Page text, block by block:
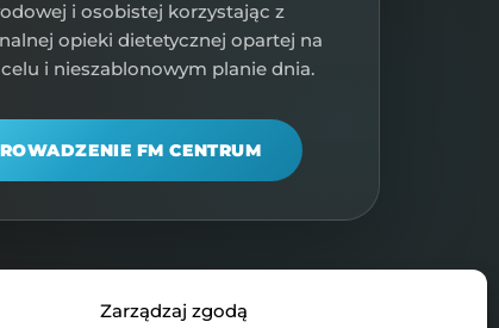
Zarządzaj zgodą
i osobistej korzystając z
opieki dietetycznej opartej na
i nieszablonowym planie dnia.
FM CENTRUM